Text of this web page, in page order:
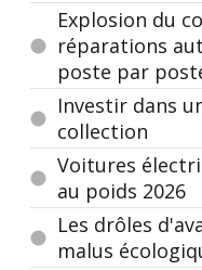
Explosion du
réparations
poste par
Investir dans
collection
Voitures
au poids 2026
Les drôles
malus